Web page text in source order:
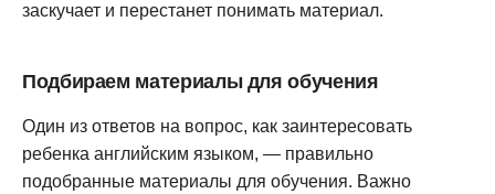
заскучает и перестанет понимать материал.
Подбираем материалы для обучения
Один из ответов на вопрос, как заинтересовать
ребенка английским языком, — правильно
подобранные материалы для обучения. Важно